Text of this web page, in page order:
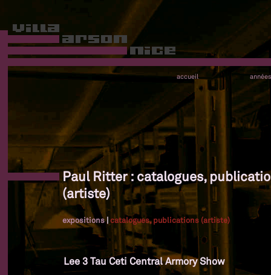
accueil années
Paul Ritter : catalogues,
(artiste)
expositions|catalogues, publications (artiste)
Lee 3 Tau Ceti Central Armory Show